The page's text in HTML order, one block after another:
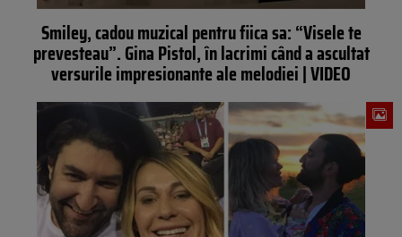
Smiley, cadou muzical pentru fiica sa: “Visele te
prevesteau”. Gina Pistol, în lacrimi când a ascultat
versurile impresionante ale melodiei | VIDEO